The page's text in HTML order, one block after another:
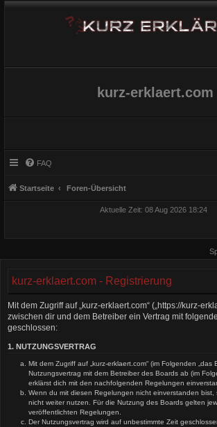
kurz-erklaert.com
FAQ
Startseite Foren-Übersicht
Aktuelle Zeit: 08 Aug 2026 18:24
kurz-erklaert.com - Registrierung
Mit dem Zugriff auf „kurz-erklaert.com“ („https://kurz-
zwischen dir und dem Betreiber ein Vertrag mit
geschlossen:
1. NUTZUNGSVERTRAG
Mit dem Zugriff auf „kurz-erklaert.com“ (im Folgenden „das
Nutzungsvertrag mit dem Betreiber des Boards ab (im
erklärst dich mit den nachfolgenden Regelungen
Wenn du mit diesen Regelungen nicht einverstanden bist,
nicht weiter nutzen. Für die Nutzung des Boards gelten
veröffentlichten Regelungen.
Der Nutzungsvertrag wird auf unbestimmte Zeit